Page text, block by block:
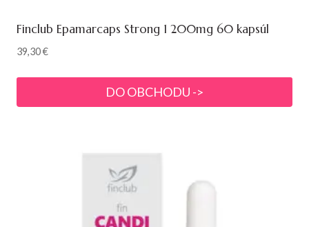
Finclub Epamarcaps Strong 1 200mg 60 kapsúl
39,30€
DO OBCHODU ->